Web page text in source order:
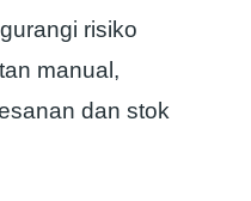
risiko
manual,
dan stok